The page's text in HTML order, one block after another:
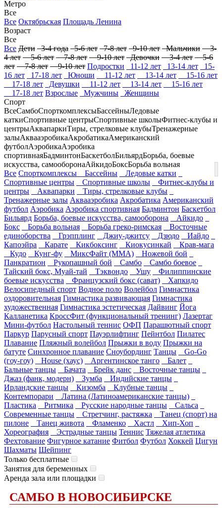
Метро
Все
Все Октябрьская Площадь Ленина
Возраст
Все
Все Дети 3-4 года 5-6 лет 7-8 лет 9-10 лет Мальчики 3-
4 лет 5-6 лет 7-8 лет 9-10 лет Девочки 3-4 лет 5-6
лет 7-8 лет 9-10 лет Подростки 11-12 лет 13-14 лет
15-
16 лет
17-18 лет Юноши 11-12 лет 13-14 лет
15-16 лет
17-18 лет
Девушки 11-12 лет 13-14 лет
15-16 лет
17-18 лет Взрослые Мужчины
Женщины
Спорт
ВсеСамбоСпорткомплексыБассейныЛедовые
каткиСпортивные центрыСпортивные школыФитнес-клубы и
центрыАквапаркиТиры, стрелковые клубыТренажерные
залыАквааэробикаАкробатикаАмериканский
футболАэробикаАэробика
спортивнаяБадминтонБаскетболБильярдБорьба, боевые
искусства, самооборонаАйкидоБоксБорьба вольная
Все Спорткомплексы Бассейны
Ледовые катки
Спортивные центры
Спортивные школы
Фитнес-клубы и
центры
Аквапарки
Тиры, стрелковые клубы
Тренажерные залы Аквааэробика Акробатика Американский
футбол Аэробика Аэробика спортивная Бадминтон Баскетбол
Бильярд Борьба, боевые искусства, самооборона
Айкидо
Бокс
Борьба вольная Борьба греко-римская
Восточные
единоборства
Грэпплинг Джиу-джитсу Дзюдо
Иайдо
Капоэйра
Карате Кикбоксинг Киокусинкай
Крав-мага
Кудо
Кунг-фу МиксФайт (ММА)
Ножевой бой
Панкратион
Рукопашный бой Самбо
Самбо боевое
Тайский бокс, Муай-тай
Тэквондо Ушу
Филиппинские
боевые искусства
Французский бокс (сават)
Хапкидо
Велосипедный спорт Водное поло Волейбол Гимнастика
оздоровительная Гимнастика развивающая Гимнастика
художественная Гимнастика эстетическая Дайвинг Йога
Калланетика КроссФит (функциональный тренинг) Лазертаг
Мини-футбол Настольный теннис ОФП Парашютный спорт
Паркур Парусный спорт Пауэрлифтинг Пейнтбол Пилатес
Плавание Пляжный волейбол Прыжки в воду Прыжки на
батуте Синхронное плавание Сноубординг Танцы
Go-Go
(гоу-гоу)
House (хаус) Аргентинское танго
Балет
Бальные танцы
Бачата Брейк данс
Восточные танцы
Джаз (фанк, модерн)
Зумба
Индийские танцы
Ирландские танцы
Кизомба
Клубные танцы
Контемпорари
Латина (Латиноамериканские танцы)
Пластика
Ритмика Русские народные танцы
Сальса
Современные танцы
Стретчинг, растяжка
Танец (спорт) на
пилоне
Танец живота Фламенко Хастл
Хип-Хоп
Хореография
Эстрадные танцы Теннис Тяжелая атлетика
Фехтование Фигурное катание Фитбол Футбол Хоккей Цигун
Шахматы Шейпинг
Только бесплатные
Занятия для беременных
Аренда зала или площадки
САМБО В НОВОСИБИРСКЕ